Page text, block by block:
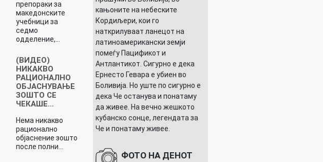
препораки за
македонските
учебници за
седмо
одделение,…
(ВИДЕО)
НИКАКВО
РАЦИОНАЛНО
ОБЈАСНУВАЊЕ
ЗОШТО СЕ
ЧЕКАШЕ…
Нема никакво
рационално
објаснение зошто
после полни…
кањоните на небеските
Кордиљери, кои го
наткрилуваат ланецот на
латиноамерикански земји
помеѓу Пацификот и
Антлантикот. Сигурно е дека
Ернесто Гевара е убиен во
Боливија. Но уште по сигурно е
дека Че останува и понатаму
да живее. На вечно жешкото
кубанско сонце, легендата за
Че и понатаму живее.
ФОТО НА ДЕНОТ